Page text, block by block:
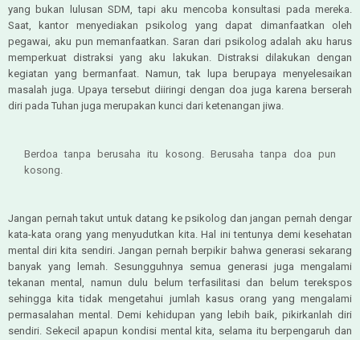
yang bukan lulusan SDM, tapi aku mencoba konsultasi pada mereka.
Saat, kantor menyediakan psikolog yang dapat dimanfaatkan oleh
pegawai, aku pun memanfaatkan. Saran dari psikolog adalah aku harus
memperkuat distraksi yang aku lakukan. Distraksi dilakukan dengan
kegiatan yang bermanfaat. Namun, tak lupa berupaya menyelesaikan
masalah juga. Upaya tersebut diiringi dengan doa juga karena berserah
diri pada Tuhan juga merupakan kunci dari ketenangan jiwa.
Berdoa tanpa berusaha itu kosong. Berusaha tanpa doa pun
kosong.
Jangan pernah takut untuk datang ke psikolog dan jangan pernah dengar
kata-kata orang yang menyudutkan kita. Hal ini tentunya demi kesehatan
mental diri kita sendiri. Jangan pernah berpikir bahwa generasi sekarang
banyak yang lemah. Sesungguhnya semua generasi juga mengalami
tekanan mental, namun dulu belum terfasilitasi dan belum terekspos
sehingga kita tidak mengetahui jumlah kasus orang yang mengalami
permasalahan mental. Demi kehidupan yang lebih baik, pikirkanlah diri
sendiri. Sekecil apapun kondisi mental kita, selama itu berpengaruh dan